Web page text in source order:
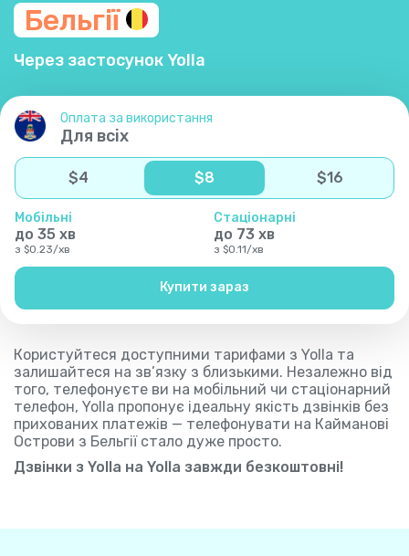
Бельгії
Через застосунок Yolla
Оплата за використання
Для всіх
$4 $8 $16
Мобільні
до 35 хв
з $0.23/хв
Стаціонарні
до 73 хв
з $0.11/хв
Купити зараз
Користуйтеся доступними тарифами з Yolla та
залишайтеся на зв’язку з близькими. Незалежно від
того, телефонуєте ви на мобільний чи стаціонарний
телефон, Yolla пропонує ідеальну якість дзвінків без
прихованих платежів — телефонувати на Кайманові
Острови з Бельгії стало дуже просто.
Дзвінки з Yolla на Yolla завжди безкоштовні!